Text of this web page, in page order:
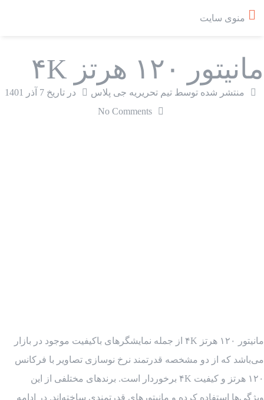
منوی سایت
مانیتور ۱۲۰ هرتز ۴K
منتشر شده توسط تیم تحریریه جی پلاس در تاریخ 7 آذر 1401
No Comments
مانیتور ۱۲۰ هرتز ۴K از جمله نمایشگرهای باکیفیت موجود در بازار
می‌باشد که از دو مشخصه قدرتمند نرخ نوسازی تصاویر با فرکانس
۱۲۰ هرتز و کیفیت ۴K برخوردار است. برندهای مختلفی از این
ویژگی‌ها استفاده کرده و مانیتورهای قدرتمندی ساخته‌اند. در ادامه